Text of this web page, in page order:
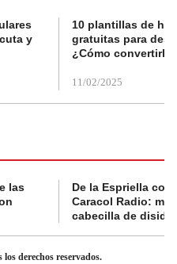
y
10 plantillas de
gratuitas para
¿Cómo convertirla
11/02/2025
las
De la Espriella
Caracol Radio:
cabecilla de
derechos reservados.